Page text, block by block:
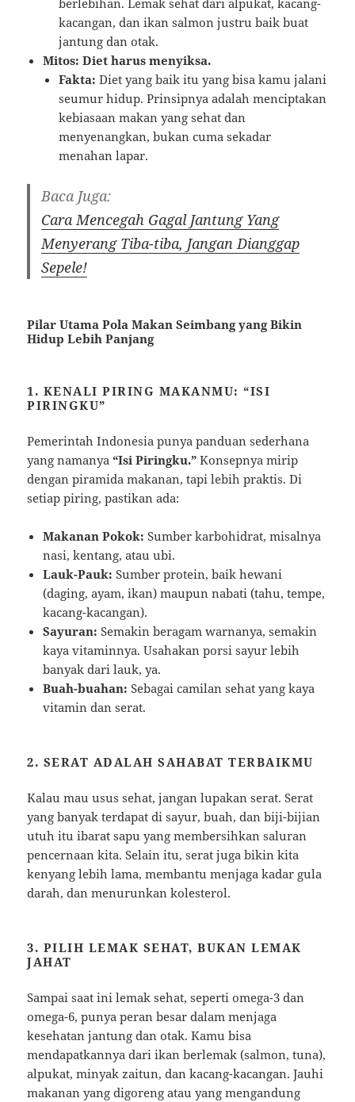
kacangan, dan ikan salmon justru baik buat
jantung dan otak.
Mitos: Diet harus menyiksa.
Fakta: Diet yang baik itu yang bisa kamu jalani
seumur hidup. Prinsipnya adalah menciptakan
kebiasaan makan yang sehat dan
menyenangkan, bukan cuma sekadar
menahan lapar.
Baca Juga:
Cara Mencegah Gagal Jantung Yang
Menyerang Tiba-tiba, Jangan Dianggap
Sepele!
Pilar Utama Pola Makan Seimbang yang Bikin
Hidup Lebih Panjang
1. KENALI PIRING MAKANMU: “ISI
PIRINGKU”
Pemerintah Indonesia punya panduan sederhana
yang namanya“Isi Piringku.” Konsepnya mirip
dengan piramida makanan, tapi lebih praktis. Di
setiap piring, pastikan ada:
Makanan Pokok: Sumber karbohidrat, misalnya
nasi, kentang, atau ubi.
Lauk-Pauk: Sumber protein, baik hewani
(daging, ayam, ikan) maupun nabati (tahu, tempe,
kacang-kacangan).
Sayuran: Semakin beragam warnanya, semakin
kaya vitaminnya. Usahakan porsi sayur lebih
banyak dari lauk, ya.
Buah-buahan: Sebagai camilan sehat yang kaya
vitamin dan serat.
2. SERAT ADALAH SAHABAT TERBAIKMU
Kalau mau usus sehat, jangan lupakan serat. Serat
yang banyak terdapat di sayur, buah, dan biji-bijian
utuh itu ibarat sapu yang membersihkan saluran
pencernaan kita. Selain itu, serat juga bikin kita
kenyang lebih lama, membantu menjaga kadar gula
darah, dan menurunkan kolesterol.
3. PILIH LEMAK SEHAT, BUKAN LEMAK
JAHAT
Sampai saat ini lemak sehat, seperti omega-3 dan
omega-6, punya peran besar dalam menjaga
kesehatan jantung dan otak. Kamu bisa
mendapatkannya dari ikan berlemak (salmon, tuna),
alpukat, minyak zaitun, dan kacang-kacangan. Jauhi
makanan yang digoreng atau yang mengandung